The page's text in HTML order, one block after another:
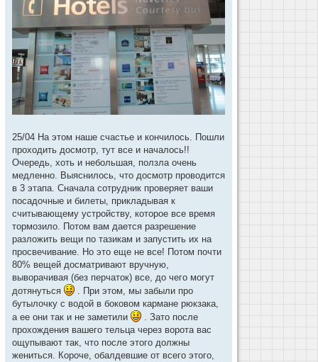
25/04 На этом наше счастье и кончилось. Пошли
проходить досмотр, тут все и началось!!
Очередь, хоть и небольшая, ползла очень
медленно. Выяснилось, что досмотр проводится
в 3 этапа. Сначала сотрудник проверяет ваши
посадочные и билеты, прикладывая к
считывающему устройству, которое все время
тормозило. Потом вам дается разрешение
разложить вещи по тазикам и запустить их на
просвечивание. Но это еще не все! Потом почти
80% вещей досматривают вручную,
выворачивая (без перчаток) все, до чего могут
дотянуться
. При этом, мы забыли про
бутылочку с водой в боковом кармане рюкзака,
а ее они так и не заметили
. Зато после
прохождения вашего тельца через ворота вас
ощупывают так, что после этого должны
жениться. Короче, обалдевшие от всего этого,